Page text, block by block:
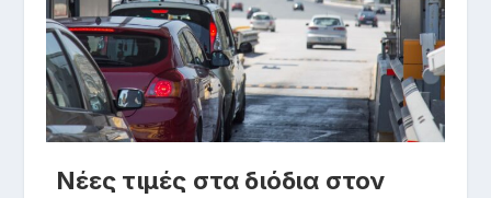
Νέες τιμές στα διόδια στον